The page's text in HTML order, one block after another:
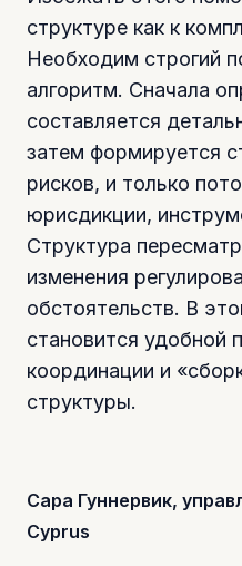
структуре как к
Необходим строгий
алгоритм. Сначала
составляется
затем формируется
рисков, и только
юрисдикции,
Структура
изменения
обстоятельств. В
становится удобной
координации и
структуры.
Сара Гуннервик,
Cyprus